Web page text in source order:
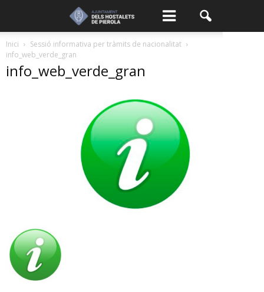
Inici
Sessió informativa per tràmits de nacionalitat
info_web_verde_gran
info_web_verde_gran